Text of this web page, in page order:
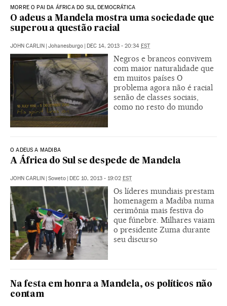
MORRE O PAI DA ÁFRICA DO SUL DEMOCRÁTICA
O adeus a Mandela mostra uma sociedade que
superou a questão racial
JOHN CARLIN | Johanesburgo | DEC 14, 2013 - 20:34 EST
Negros e brancos convivem
com maior naturalidade que
em muitos países O
problema agora não é racial
senão de classes sociais,
como no resto do mundo
O ADEUS A MADIBA
A África do Sul se despede de Mandela
JOHN CARLIN | Soweto | DEC 10, 2013 - 19:02 EST
Os líderes mundiais prestam
homenagem a Madiba numa
cerimônia mais festiva do
que fúnebre. Milhares vaiam
o presidente Zuma durante
seu discurso
Na festa em honra a Mandela, os políticos não
contam